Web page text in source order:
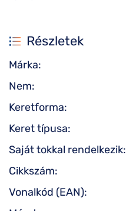
Részletek
Márka:
Nem:
Keretforma:
Keret típusa:
Saját tokkal rendelkezik:
Cikkszám:
Vonalkód (EAN):